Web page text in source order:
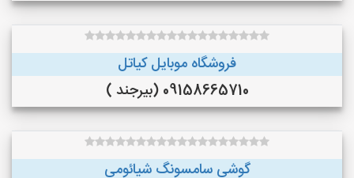
فروشگاه موبایل کیاتل
09158665710 (بیرجند )
گوشی سامسونگ شیائومی